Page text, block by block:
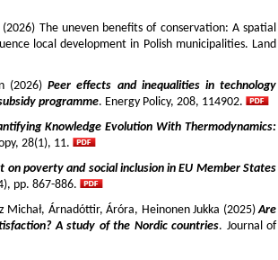
The uneven benefits of conservation: A spatial
local development in Polish municipalities. Land
(2026)Peer effects and inequalities in technology
programme. Energy Policy, 208, 114902.
Knowledge Evolution With Thermodynamics:
28(1), 11.
on poverty and social inclusion in EU Member States
pp. 867-886.
Michał, Árnadóttir, Áróra, Heinonen Jukka (2025)Are
A study of the Nordic countries. Journal of